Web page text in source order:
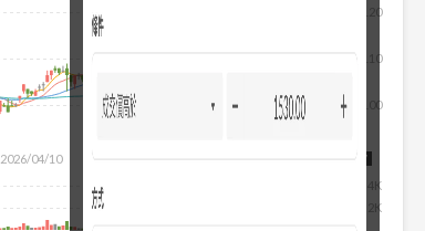
2026/04/10
100
110
120
2026/08/07
2K
4K